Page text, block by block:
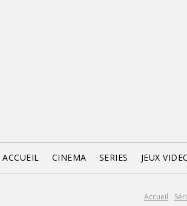
ACCUEIL CINEMA SERIES JEUX
Accueil